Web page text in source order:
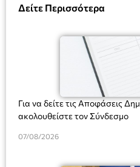
Δείτε Περισσότερα
Για να δείτε τις Αποφάσεις
ακολουθείστε τον Σύνδεσμο
07/08/2026